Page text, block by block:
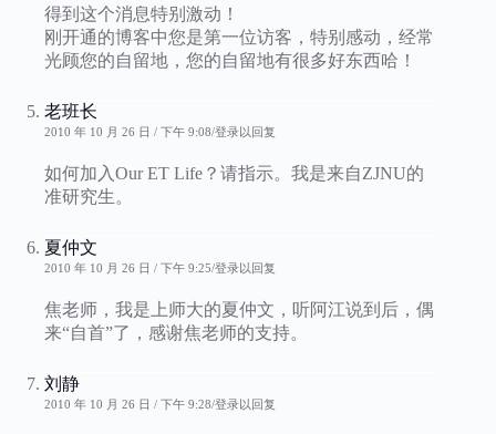
得到这个消息特别激动！
刚开通的博客中您是第一位访客，特别感动，经常
光顾您的自留地，您的自留地有很多好东西哈！
老班长
2010 年 10 月 26 日 / 下午 9:08 登录以回复
如何加入Our ET Life？请指示。我是来自ZJNU的
准研究生。
夏仲文
2010 年 10 月 26 日 / 下午 9:25 登录以回复
焦老师，我是上师大的夏仲文，听阿江说到后，偶
来“自首”了，感谢焦老师的支持。
刘静
2010 年 10 月 26 日 / 下午 9:28 登录以回复